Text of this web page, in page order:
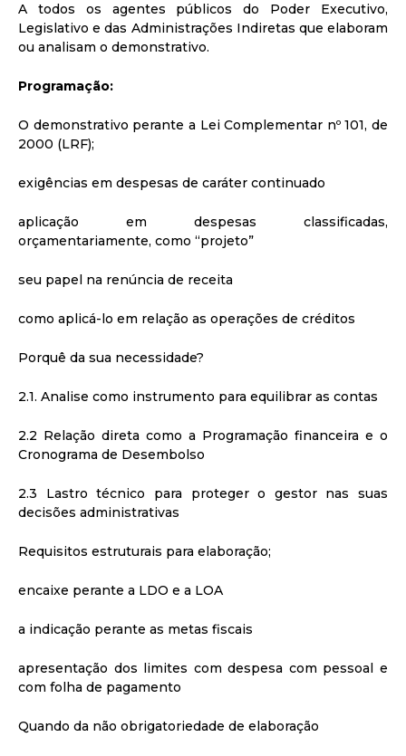
A todos os agentes públicos do Poder Executivo,
Legislativo e das Administrações Indiretas que elaboram
ou analisam o demonstrativo.
Programação:
O demonstrativo perante a Lei Complementar nº 101, de
2000 (LRF);
exigências em despesas de caráter continuado
aplicação em despesas classificadas,
orçamentariamente, como “projeto”
seu papel na renúncia de receita
como aplicá-lo em relação as operações de créditos
Porquê da sua necessidade?
2.1. Analise como instrumento para equilibrar as contas
2.2 Relação direta como a Programação financeira e o
Cronograma de Desembolso
2.3 Lastro técnico para proteger o gestor nas suas
decisões administrativas
Requisitos estruturais para elaboração;
encaixe perante a LDO e a LOA
a indicação perante as metas fiscais
apresentação dos limites com despesa com pessoal e
com folha de pagamento
Quando da não obrigatoriedade de elaboração